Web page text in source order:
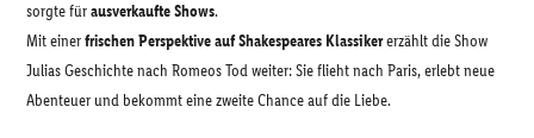
sorgte fürausverkaufte Shows.
Mit einerfrischen Perspektive auf Shakespeares Klassikererzählt die Show
Julias Geschichte nach Romeos Tod weiter: Sie flieht nach Paris, erlebt neue
Abenteuer und bekommt eine zweite Chance auf die Liebe.